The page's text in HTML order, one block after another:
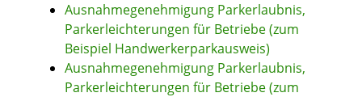
Ausnahmegenehmigung Parkerlaubnis,
Parkerleichterungen für Betriebe (zum
Beispiel Handwerkerparkausweis)
Ausnahmegenehmigung Parkerlaubnis,
Parkerleichterungen für Betriebe (zum